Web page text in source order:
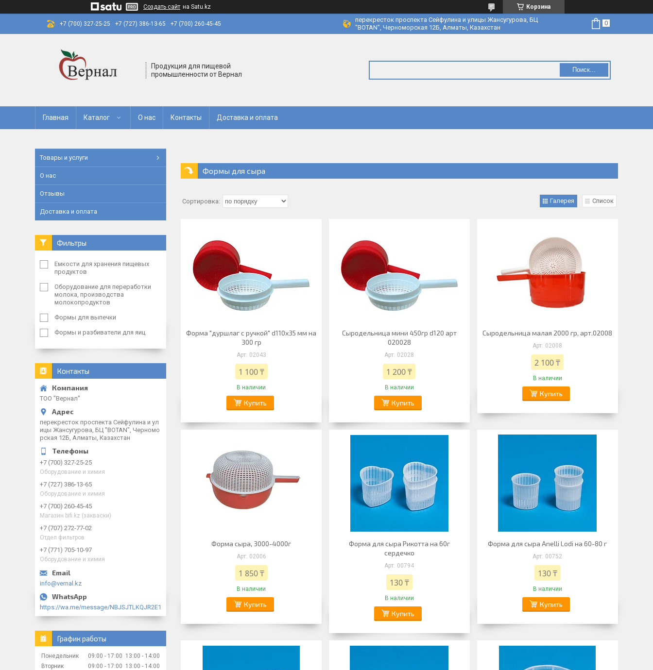
Создать сайт на Satu.kz Корзина
+7 (700) 327-25-25 +7 (727) 386-13-65 +7 (700) 260-45-45
перекресток проспекта Сейфулина и улицы Жансугурова, БЦ
"BOTAN", Черноморская 12Б, Алматы, Казахстан
Продукция для пищевой
промышленности от Вернал
Поиск...
Главная Каталог О нас Контакты Доставка и оплата
Формы для сыра
Галерея Список
Форма "дуршлаг с ручкой" d110х35 мм на
300 гр
02043
1 100 ₸
В наличии
Купить
Сыродельница мини 450гр d120 арт
020028
02028
1 200 ₸
В наличии
Купить
Сыродельница малая 2000 гр, арт.02008
02008
2 100 ₸
В наличии
Купить
Форма сыра, 3000-4000г
02006
1 850 ₸
В наличии
Купить
Форма для сыра Рикотта на 60г
сердечко
00794
130 ₸
В наличии
Купить
Форма для сыра Anelli Lodi на 60-80 г
00752
130 ₸
В наличии
Купить
Товары и услуги
О нас
Отзывы
Доставка и оплата
Фильтры
Емкости для хранения пищевых
продуктов
Оборудование для переработки
молока, производства
молокопродуктов
Формы для выпечки
Формы и разбиватели для яиц
Контакты
ТОО "Вернал"
перекресток проспекта Сейфулина и ул
ицы Жансугурова, БЦ "BOTAN", Черномо
рская 12Б, Алматы, Казахстан
+7 (700) 327-25-25
Оборудование и химия
+7 (727) 386-13-65
Оборудование и химия
+7 (700) 260-45-45
Магазин bifi.kz (закваски)
+7 (707) 272-77-02
Отдел фильтров
+7 (771) 705-10-97
Оборудование и химия
info@vernal.kz
https://wa.me/message/NBJSJTLKQJR2E1
График работы
Понедельник 09:00 17:00 13:00
14:00
Вторник
09:00 17:00 13:00
14:00